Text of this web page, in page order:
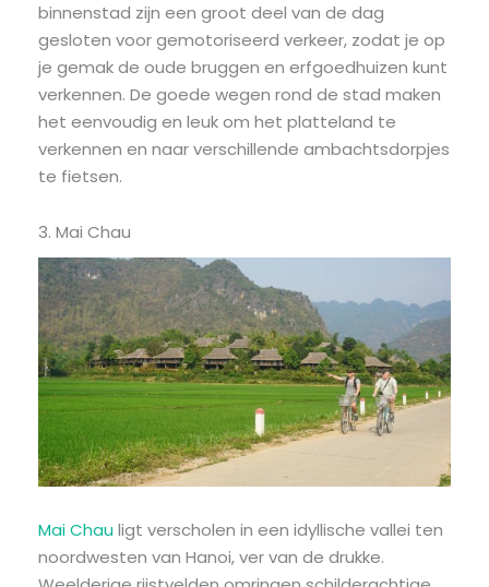
binnenstad zijn een groot deel van de dag
gesloten voor gemotoriseerd verkeer, zodat je op
je gemak de oude bruggen en erfgoedhuizen kunt
verkennen. De goede wegen rond de stad maken
het eenvoudig en leuk om het platteland te
verkennen en naar verschillende ambachtsdorpjes
te fietsen.
3. Mai Chau
Mai Chau ligt verscholen in een idyllische vallei ten
noordwesten van Hanoi, ver van de drukke.